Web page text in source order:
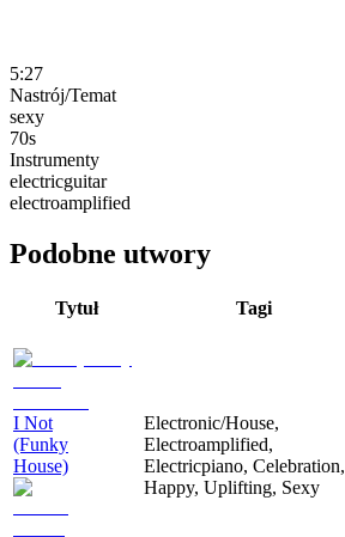
5:27
Nastrój/Temat
sexy
70s
Instrumenty
electricguitar
electroamplified
Podobne utwory
Tytuł Tagi
I Not
(Funky
House)
Electronic/House,
Electroamplified,
Electricpiano, Celebration,
Happy, Uplifting, Sexy